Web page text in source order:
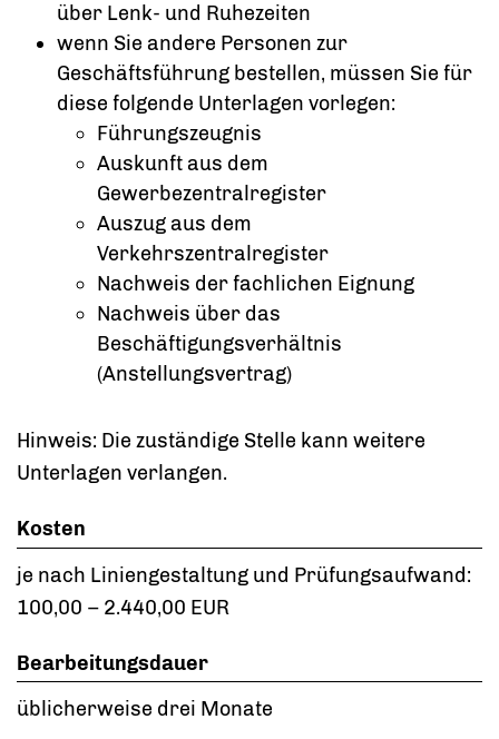
über Lenk- und Ruhezeiten
wenn Sie andere Personen zur
Geschäftsführung bestellen, müssen Sie für
diese folgende Unterlagen vorlegen:
Führungszeugnis
Auskunft aus dem
Gewerbezentralregister
Auszug aus dem
Verkehrszentralregister
Nachweis der fachlichen Eignung
Nachweis über das
Beschäftigungsverhältnis
(Anstellungsvertrag)
Hinweis: Die zuständige Stelle kann weitere
Unterlagen verlangen.
Kosten
je nach Liniengestaltung und Prüfungsaufwand:
100,00 – 2.440,00 EUR
Bearbeitungsdauer
üblicherweise drei Monate